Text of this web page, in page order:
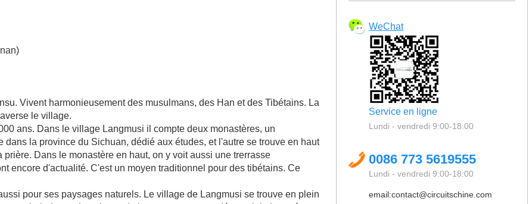
Vivent harmonieusement des musulmans, des Han et des Tibétains. La
le village.
ans. Dans le village Langmusi il compte deux monastères, un
la province du Sichuan, dédié aux études, et l'autre se trouve en haut
Dans le monastère en haut, on y voit aussi une trerrasse
encore d'actualité. C'est un moyen traditionnel pour des tibétains. Ce
pour ses paysages naturels. Le village de Langmusi se trouve en plein
WeChat
Service en ligne
Lundi - vendredi 9:00-18:00
0086 773 5619555
Lundi - vendredi 9:00-18:00
email:contact@circuitschine.com